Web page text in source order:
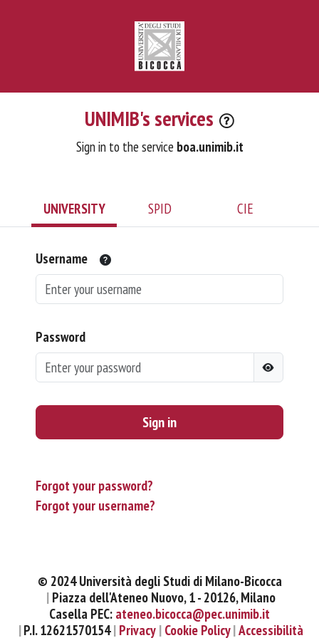
UNIMIB's services
Sign in to the service boa.unimib.it
UNIVERSITY SPID CIE
Username
Password
Sign in
Forgot your password?
Forgot your username?
© 2024 Università degli Studi di Milano-Bicocca
Piazza dell'Ateneo Nuovo, 1 - 20126, Milano
Casella PEC: ateneo.bicocca@pec.unimib.it
P.I. 12621570154 Privacy Cookie Policy Accessibilità